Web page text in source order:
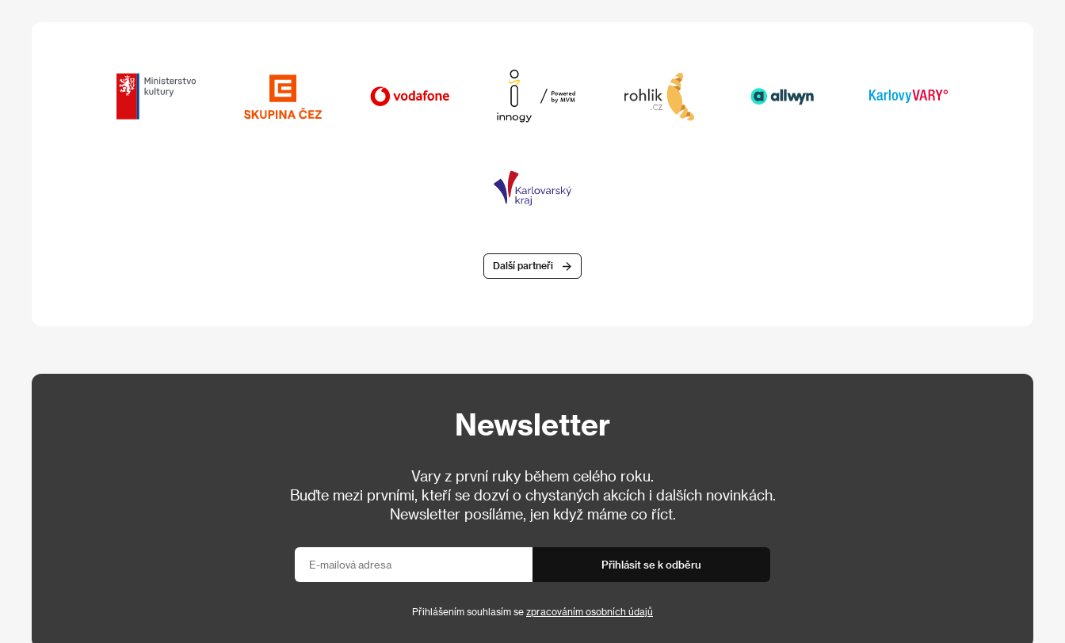
Další partneři
Newsletter
Vary z první ruky během celého roku.
Buďte mezi prvními, kteří se dozví o chystaných akcích i dalších novinkách.
Newsletter posíláme, jen když máme co říct.
Přihlásit se k odběru
Přihlášením souhlasím se zpracováním osobních údajů